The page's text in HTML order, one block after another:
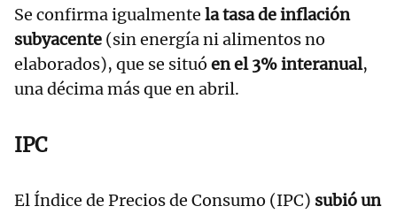
Se confirma igualmente la tasa de inflación
subyacente (sin energía ni alimentos no
elaborados), que se situó en el 3% interanual,
una décima más que en abril.
IPC
El Índice de Precios de Consumo (IPC) subió un